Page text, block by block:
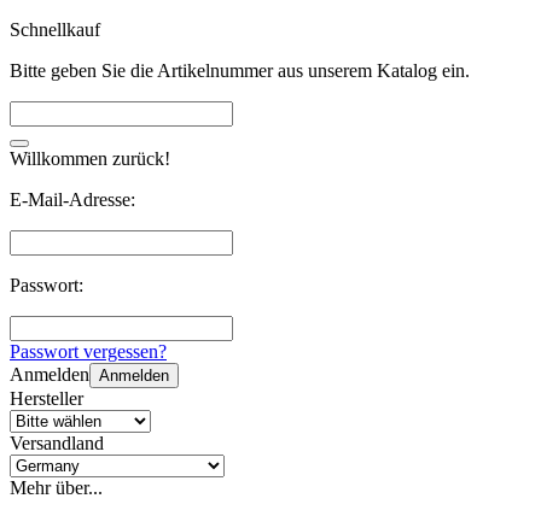
Schnellkauf
Bitte geben Sie die Artikelnummer aus unserem Katalog ein.
Willkommen zurück!
E-Mail-Adresse:
Passwort:
Passwort vergessen?
Anmelden Anmelden
Hersteller
Versandland
Mehr über...